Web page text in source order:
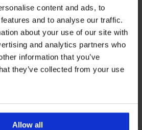
content and ads, to
and to analyse our traffic.
about your use of our site with
and analytics partners who
information that you’ve
they’ve collected from your use
Allow all